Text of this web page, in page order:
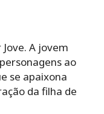
A jovem
ao
se apaixona
da filha de